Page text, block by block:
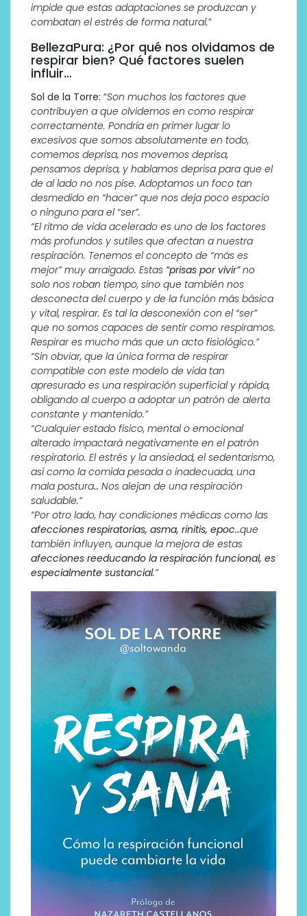
impide que estas adaptaciones se produzcan y
combatan el estrés de forma natural.”
BellezaPura: ¿Por qué nos olvidamos de
respirar bien? Qué factores suelen
influir…
Sol de la Torre: “Son muchos los factores que
contribuyen a que olvidemos en como respirar
correctamente. Pondría en primer lugar lo
excesivos que somos absolutamente en todo,
comemos deprisa, nos movemos deprisa,
pensamos deprisa, y hablamos deprisa para que el
de al lado no nos pise. Adoptamos un foco tan
desmedido en “hacer” que nos deja poco espacio
o ninguno para el “ser”.
“El ritmo de vida acelerado es uno de los factores
más profundos y sutiles que afectan a nuestra
respiración. Tenemos el concepto de “más es
mejor” muy arraigado. Estas “prisas por vivir”no
solo nos roban tiempo, sino que también nos
desconecta del cuerpo y de la función más básica
y vital, respirar. Es tal la desconexión con el “ser”
que no somos capaces de sentir como respiramos.
Respirar es mucho más que un acto fisiológico.”
“Sin obviar, que la única forma de respirar
compatible con este modelo de vida tan
apresurado es una respiración superficial y rápida,
obligando al cuerpo a adoptar un patrón de alerta
constante y mantenido.”
“Cualquier estado físico, mental o emocional
alterado impactará negativamente en el patrón
respiratorio. El estrés y la ansiedad, el sedentarismo,
así como la comida pesada o inadecuada, una
mala postura… Nos alejan de una respiración
saludable.”
“Por otro lado, hay condiciones médicas como las
afecciones respiratorias, asma, rinitis, epoc…que
también influyen, aunque la mejora de estas
afecciones reeducando la respiración funcional, es
especialmente sustancial.”